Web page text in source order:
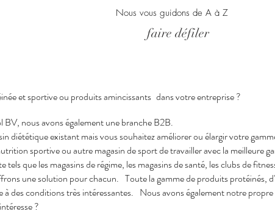
Nous vous guidons de A à Z
faire défiler
et sportive ou produits amincissants dans votre entreprise ?
nous avons également une branche B2B.
diététique existant mais vous souhaitez améliorer ou élargir votre
sportive ou autre magasin de sport de travailler avec la meilleure
que les magasins de régime, les magasins de santé, les clubs de
une solution pour chacun. Toute la gamme de produits protéinés,
des conditions très intéressantes. Nous avons également notre
?